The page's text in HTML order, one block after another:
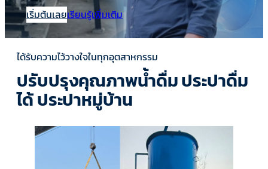
เริ่มต้นเลยเรียนรู้เพิ่มเติม
ได้รับความไว้วางใจในทุกอุตสาหกรรม
ปรับปรุงคุณภาพน้ำดื่ม ประปาดื่ม
ได้ ประปาหมู่บ้าน